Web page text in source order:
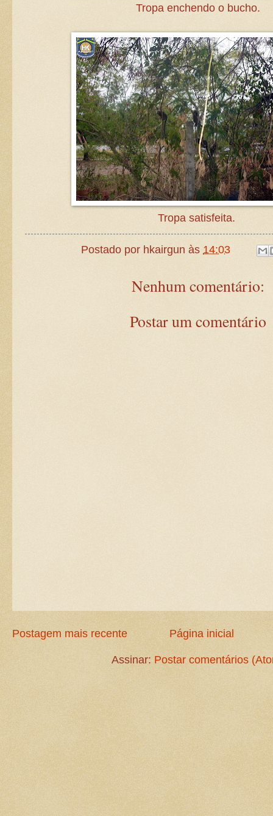
Tropa enchendo o bucho.
Tropa satisfeita.
Postado por hkairgun às 14:03
Nenhum comentário:
Postar um comentário
Postagem mais recente Página inicial
Assinar: Postar comentários